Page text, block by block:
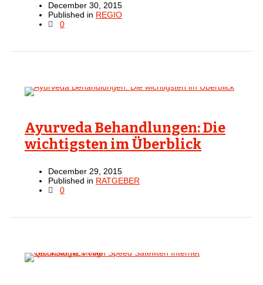
December 30, 2015
Published in REGIO
0
Ayurveda Behandlungen: Die
wichtigsten im Überblick
December 29, 2015
Published in RATGEBER
0